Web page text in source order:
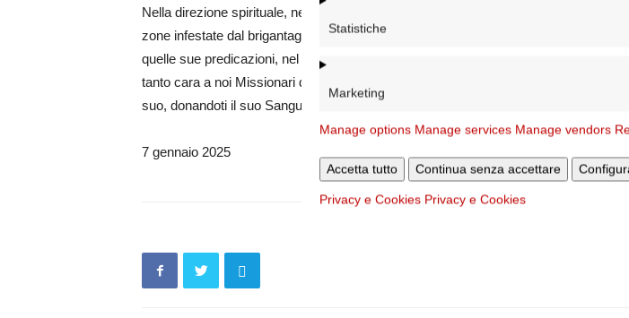
Statistiche
Marketing
Manage options Manage services Manage vendors
Accetta tutto Continua senza accettare
Privacy e Cookies Privacy e Cookies
Nella direzione spirituale, nel confessionale, come anche nelle missioni popolari,
zone infestate dal brigantaggio, dove molto sangue veniva sparso in modo violento.
quelle sue predicazioni, nel mezzo del peccato e della violenza, avrà ripetuto spesso
tanto cara a noi Missionari del Preziosissimo Sangue: “Tu vali il Sangue di Cristo, è
suo, donandoti il suo Sangue”. Anche questo era il nostro nuovo Beato».
7 gennaio 2025